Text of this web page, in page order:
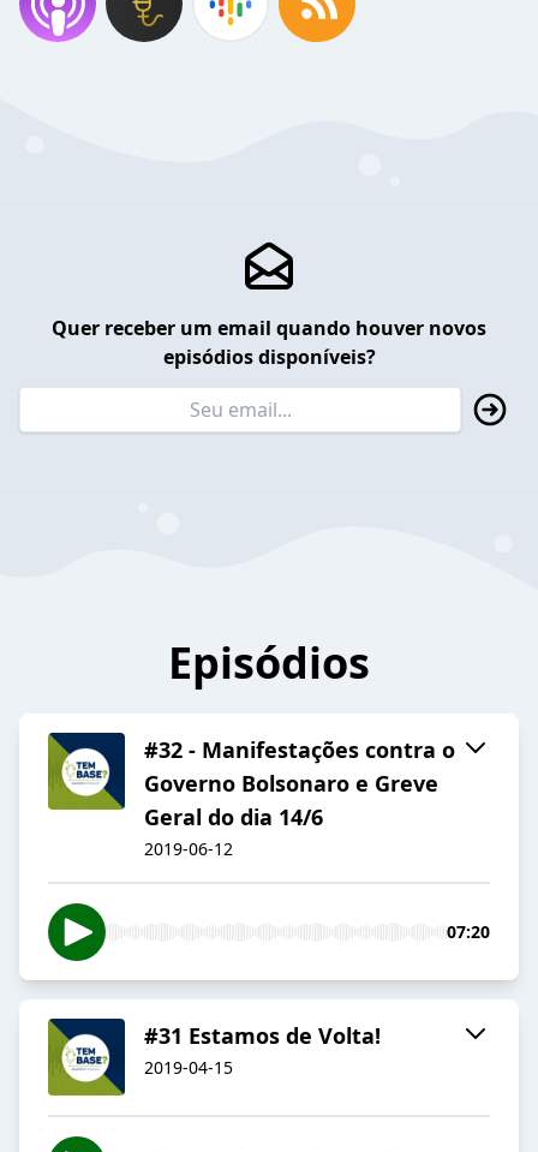
Quer receber um email quando houver novos
episódios disponíveis?
Episódios
#32 - Manifestações contra o
Governo Bolsonaro e Greve
Geral do dia 14/6
2019-06-12
07:20
#31 Estamos de Volta!
2019-04-15